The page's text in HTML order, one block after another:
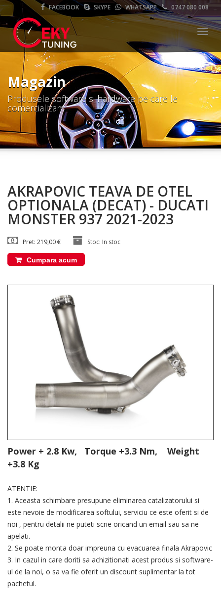
FACEBOOK SKYPE WHATSAPP 0747 080 008
Magazin
Produsele software si hardware pe care le
comercializam
AKRAPOVIC TEAVA DE OTEL
OPTIONALA (DECAT) - DUCATI
MONSTER 937 2021-2023
Pret: 219,00 € Stoc: In stoc
Cumpara acum
Power + 2.8 Kw, Torque +3.3 Nm, Weight
+3.8 Kg
ATENTIE:
1. Aceasta schimbare presupune eliminarea catalizatorului si
este nevoie de modificarea softului, serviciu ce este oferit si de
noi , pentru detalii ne puteti scrie oricand un email sau sa ne
apelati.
2. Se poate monta doar impreuna cu evacuarea finala Akrapovic
3. In cazul in care doriti sa achizitionati acest produs si software-
ul de la noi, o sa va fie oferit un discount suplimentar la tot
pachetul.